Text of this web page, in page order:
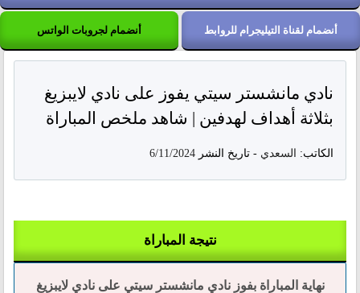
أنضمام لجروبات الواتس أنضمام لقناة التيليجرام للروابط
نادي مانشستر سيتي يفوز على نادي لايبزيغ
بثلاثة أهداف لهدفين | شاهد ملخص المباراة
الكاتب: السعدي - تاريخ النشر 6/11/2024
نتيجة المباراة
نهاية المباراة بفوز نادي مانشستر سيتي على نادي لايبزيغ